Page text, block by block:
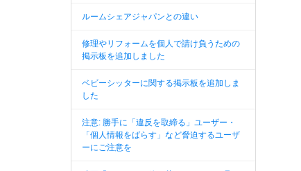
ルームシェアジャパンとの違い
修理やリフォームを個人で請け負うための
掲示板を追加しました
ベビーシッターに関する掲示板を追加しま
した
注意: 勝手に「違反を取締る」ユーザー・
「個人情報をばらす」など脅迫するユーザ
ーにご注意を